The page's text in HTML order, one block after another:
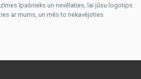
īpašnieks un nevēlaties, lai jūsu logotips
ar mums, un mēs to nekavējoties